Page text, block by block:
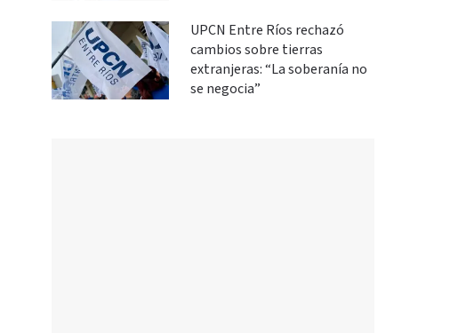
UPCN Entre Ríos rechazó
cambios sobre tierras
extranjeras: “La soberanía no
se negocia”